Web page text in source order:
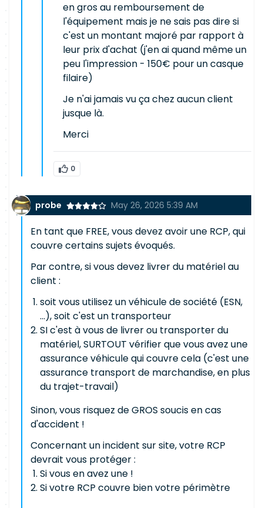
en gros au remboursement de
l'équipement mais je ne sais pas dire si
c'est un montant majoré par rapport à
leur prix d'achat (j'en ai quand même un
peu l'impression - 150€ pour un casque
filaire)
Je n'ai jamais vu ça chez aucun client
jusque là.
Merci
0
probe May 26, 2026 5:39 AM
En tant que FREE, vous devez avoir une RCP, qui
couvre certains sujets évoqués.
Par contre, si vous devez livrer du matériel au
client :
soit vous utilisez un véhicule de société (ESN,
...), soit c'est un transporteur
SI c'est à vous de livrer ou transporter du
matériel, SURTOUT vérifier que vous avez une
assurance véhicule qui couvre cela (c'est une
assurance transport de marchandise, en plus
du trajet-travail)
Sinon, vous risquez de GROS soucis en cas
d'accident !
Concernant un incident sur site, votre RCP
devrait vous protéger :
Si vous en avez une !
Si votre RCP couvre bien votre périmètre